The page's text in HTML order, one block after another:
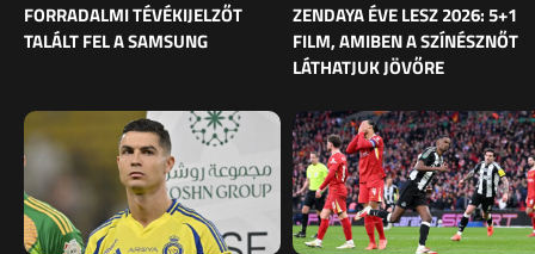
FORRADALMI TÉVÉKIJELZŐT
TALÁLT FEL A SAMSUNG
ZENDAYA ÉVE LESZ 2026: 5+1
FILM, AMIBEN A SZÍNÉSZNŐT
LÁTHATJUK JÖVŐRE